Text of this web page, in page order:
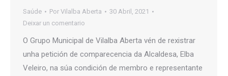
Saúde Por Vilalba Aberta
30 Abril, 2021
Deixar un comentario
O Grupo Municipal de Vilalba Aberta vén de rexistrar
unha petición de comparecencia da Alcaldesa, Elba
Veleiro, na súa condición de membro e representante